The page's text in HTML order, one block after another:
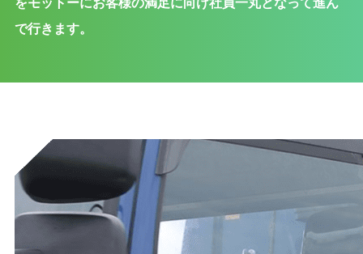
をモットーにお客様の満足に向け社員一丸となって進ん
で行きます。